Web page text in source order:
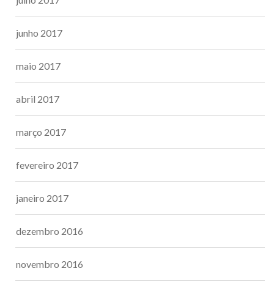
junho 2017
maio 2017
abril 2017
março 2017
fevereiro 2017
janeiro 2017
dezembro 2016
novembro 2016